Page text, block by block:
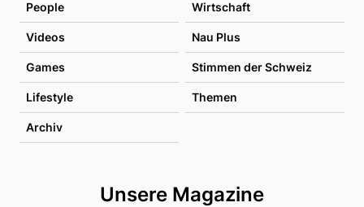
People Wirtschaft
Videos Nau Plus
Games Stimmen der Schweiz
Lifestyle Themen
Archiv
Unsere Magazine